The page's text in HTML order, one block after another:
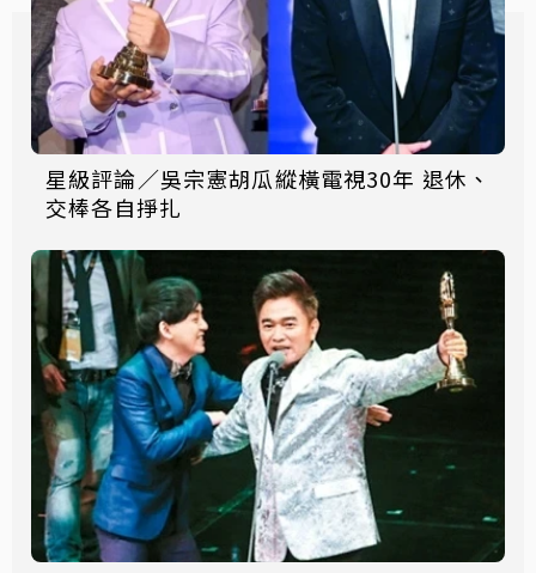
星級評論／吳宗憲胡瓜縱橫電視30年 退休、
交棒各自掙扎